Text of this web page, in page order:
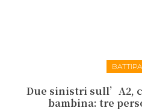
Due sinistri sull’A2,
bambina: tre